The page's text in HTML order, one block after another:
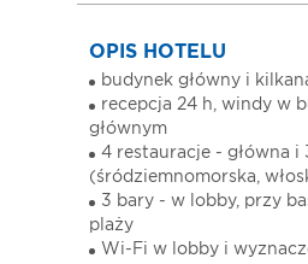
OPIS HOTELU
budynek główny i
recepcja 24 h, windy w
głównym
4 restauracje - główna i
(śródziemnomorska,
3 bary - w lobby, przy
plaży
Wi-Fi w lobby i